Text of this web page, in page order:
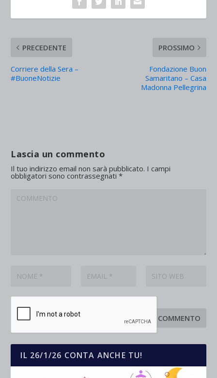
PRECEDENTE
Corriere della Sera –
#BuoneNotizie
PROSSIMO
Fondazione Buon
Samaritano – Casa
Madonna Pellegrina
Lascia un commento
Il tuo indirizzo email non sarà pubblicato. I campi
obbligatori sono contrassegnati*
IL 26/1/26 CONTA ANCHE TU!